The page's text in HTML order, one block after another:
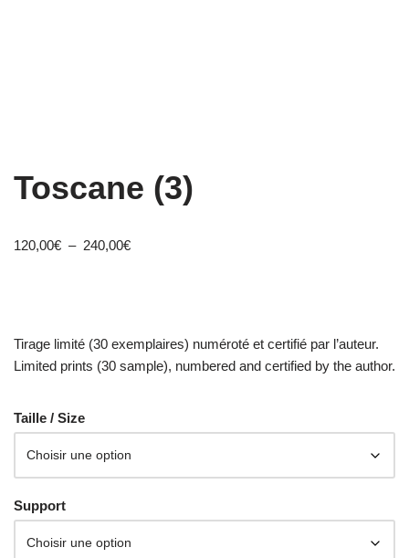
Toscane (3)
120,00€ – 240,00€
Tirage limité (30 exemplaires) numéroté et certifié par l’auteur.
Limited prints (30 sample), numbered and certified by the author.
Taille / Size
Support